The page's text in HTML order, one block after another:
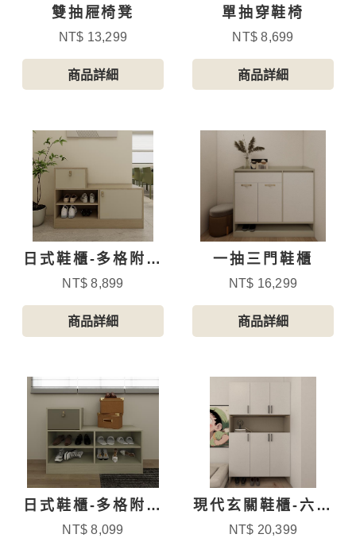
雙抽屜椅凳
NT$ 13,299
商品詳細
單抽穿鞋椅
NT$ 8,699
商品詳細
日式鞋櫃-多格附抽
屜-4
NT$ 8,899
商品詳細
一抽三門鞋櫃
NT$ 16,299
商品詳細
日式鞋櫃-多格附抽
屜
NT$ 8,099
現代玄關鞋櫃-六門
開放
NT$ 20,399